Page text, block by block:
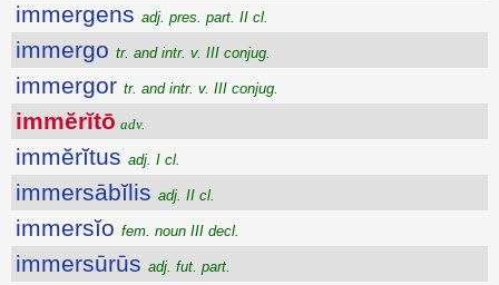
immergens adj. pres. part. II cl.
immergo tr. and intr. v. III conjug.
immergor tr. and intr. v. III conjug.
immĕrĭtō adv.
immĕrĭtus adj. I cl.
immersābĭlis adj. II cl.
immersĭo fem. noun III decl.
immersūrūs adj. fut. part.